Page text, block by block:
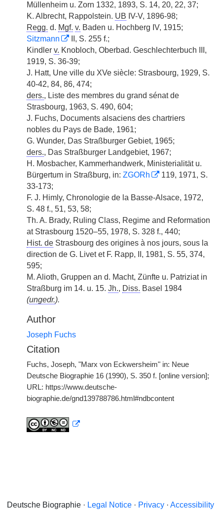
Müllenheim u. Zorn 1332, 1893, S. 14, 20, 22, 37;
K. Albrecht, Rappolstein. UB IV-V, 1896-98;
Regg. d. Mgf. v. Baden u. Hochberg IV, 1915;
Sitzmann
II, S. 255 f.;
Kindler v. Knobloch, Oberbad. Geschlechterbuch III,
1919, S. 36-39;
J. Hatt, Une ville du XVe siècle: Strasbourg, 1929, S.
40-42, 84, 86, 474;
ders., Liste des membres du grand sénat de
Strasbourg, 1963, S. 490, 604;
J. Fuchs, Documents alsaciens des chartriers
nobles du Pays de Bade, 1961;
G. Wunder, Das Straßburger Gebiet, 1965;
ders., Das Straßburger Landgebiet, 1967;
H. Mosbacher, Kammerhandwerk, Ministerialität u.
Bürgertum in Straßburg, in: ZGORh
119, 1971, S.
33-173;
F. J. Himly, Chronologie de la Basse-Alsace, 1972,
S. 48 f., 51, 53, 58;
Th. A. Brady, Ruling Class, Regime and Reformation
at Strasbourg 1520–55, 1978, S. 328 f., 440;
Hist. de Strasbourg des origines à nos jours, sous la
direction de G. Livet et F. Rapp, II, 1981, S. 55, 374,
595;
M. Alioth, Gruppen an d. Macht, Zünfte u. Patriziat in
Straßburg im 14. u. 15. Jh., Diss. Basel 1984
(ungedr.).
Author
Joseph Fuchs
Citation
Fuchs, Joseph, "Marx von Eckwersheim" in: Neue
Deutsche Biographie 16 (1990), S. 350 f. [online version];
URL: https://www.deutsche-
biographie.de/gnd139788786.html#ndbcontent
Deutsche Biographie · Legal Notice · Privacy · Accessibility